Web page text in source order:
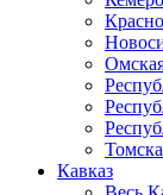
Кавказ